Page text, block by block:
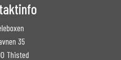
35
Thisted